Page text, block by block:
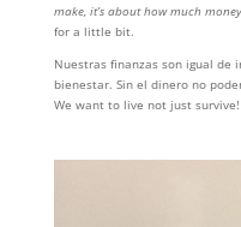
make, it’s about how much
for a little bit.
Nuestras finanzas son igual de
bienestar. Sin el dinero no
We want to live not just survive!